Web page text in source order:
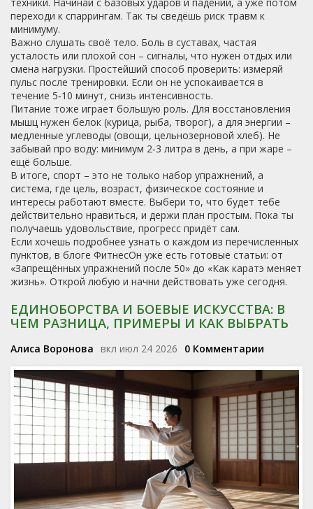
переходи к спаррингам. Так ты сведёшь риск травм к
минимуму.
Важно слушать своё тело. Боль в суставах, частая
усталость или плохой сон – сигналы, что нужен отдых или
смена нагрузки. Простейший способ проверить: измеряй
пульс после тренировки. Если он не успокаивается в
течение 5‑10 минут, снизь интенсивность.
Питание тоже играет большую роль. Для восстановления
мышц нужен белок (курица, рыба, творог), а для энергии –
медленные углеводы (овощи, цельнозерновой хлеб). Не
забывай про воду: минимум 2‑3 литра в день, а при жаре –
ещё больше.
В итоге, спорт – это не только набор упражнений, а
система, где цель, возраст, физическое состояние и
интересы работают вместе. Выбери то, что будет тебе
действительно нравиться, и держи план простым. Пока ты
получаешь удовольствие, прогресс придёт сам.
Если хочешь подробнее узнать о каждом из перечисленных
пунктов, в блоге ФитнесОн уже есть готовые статьи: от
«Запрещённых упражнений после 50» до «Как каратэ меняет
жизнь». Открой любую и начни действовать уже сегодня.
ЕДИНОБОРСТВА И БОЕВЫЕ ИСКУССТВА: В
ЧЕМ РАЗНИЦА, ПРИМЕРЫ И КАК ВЫБРАТЬ
Алиса Воронова вкл июл 24 2026 0 Комментарии